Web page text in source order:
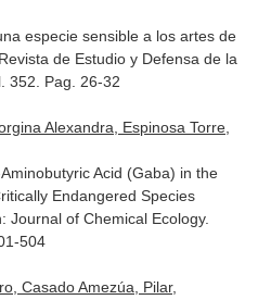
especie sensible a los artes de
de Estudio y Defensa de la
352. Pag. 26-32
Alexandra, Espinosa Torre,
Acid (Gaba) in the
Endangered Species
Journal of Chemical Ecology.
504
Casado Amezúa, Pilar,